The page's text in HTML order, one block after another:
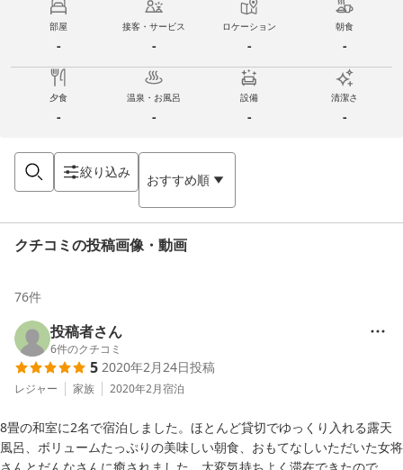
部屋
-
接客・サービス
-
ロケーション
-
朝食
-
夕食
-
温泉・お風呂
-
設備
-
清潔さ
-
絞り込み おすすめ順
クチコミの投稿画像・動画
76件
投稿者さん
6件のクチコミ
5 2020年2月24日投稿
レジャー 家族 2020年2月宿泊
8畳の和室に2名で宿泊しました。ほとんど貸切でゆっくり入れる露天
風呂、ボリュームたっぷりの美味しい朝食、おもてなしいただいた女将